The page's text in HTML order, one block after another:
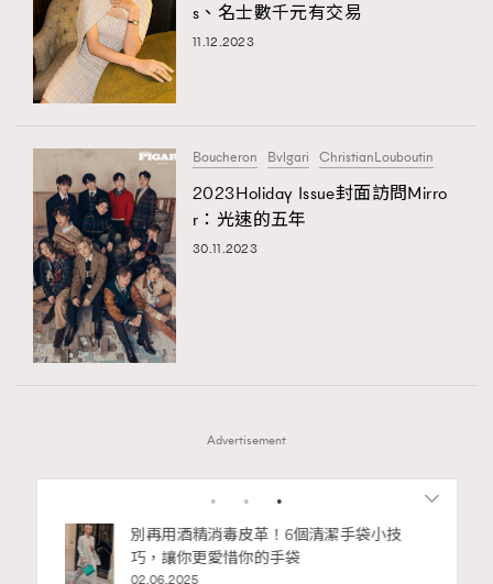
s、名士數千元有交易
11.12.2023
Boucheron Bvlgari ChristianLouboutin
2023Holiday Issue封面訪問Mirro
r：光速的五年
30.11.2023
Advertisement
1 2
別再用酒精消毒皮革！6個清潔手袋小技
巧，讓你更愛惜你的手袋
02.06.2025